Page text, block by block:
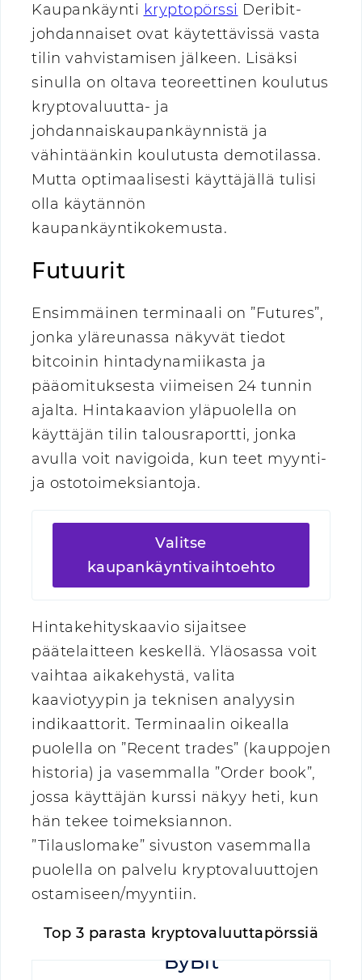
Kaupankäynti kryptopörssi Deribit-
johdannaiset ovat käytettävissä vasta
tilin vahvistamisen jälkeen. Lisäksi
sinulla on oltava teoreettinen koulutus
kryptovaluutta- ja
johdannaiskaupankäynnistä ja
vähintäänkin koulutusta demotilassa.
Mutta optimaalisesti käyttäjällä tulisi
olla käytännön
kaupankäyntikokemusta.
Futuurit
Ensimmäinen terminaali on ”Futures”,
jonka yläreunassa näkyvät tiedot
bitcoinin hintadynamiikasta ja
pääomituksesta viimeisen 24 tunnin
ajalta. Hintakaavion yläpuolella on
käyttäjän tilin talousraportti, jonka
avulla voit navigoida, kun teet myynti-
ja ostotoimeksiantoja.
Valitse
kaupankäyntivaihtoehto
Hintakehityskaavio sijaitsee
päätelaitteen keskellä. Yläosassa voit
vaihtaa aikakehystä, valita
kaaviotyypin ja teknisen analyysin
indikaattorit. Terminaalin oikealla
puolella on ”Recent trades” (kauppojen
historia) ja vasemmalla ”Order book”,
jossa käyttäjän kurssi näkyy heti, kun
hän tekee toimeksiannon.
”Tilauslomake” sivuston vasemmalla
puolella on palvelu kryptovaluuttojen
ostamiseen/myyntiin.
Top 3 parasta kryptovaluuttapörssiä
ByBit